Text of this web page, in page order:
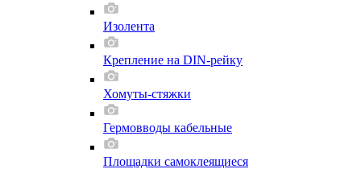
Изолента
Крепление на DIN-рейку
Хомуты-стяжки
Гермовводы кабельные
Площадки самоклеящиеся